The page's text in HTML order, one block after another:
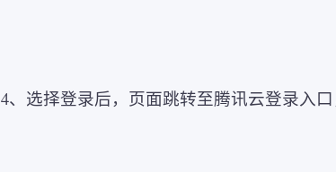
4、选择登录后，页面跳转至腾讯云登录入口